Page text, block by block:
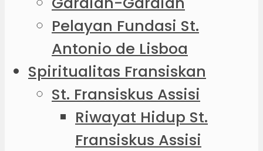
Pelayan Fundasi St.
Antonio de Lisboa
Spiritualitas Fransiskan
St. Fransiskus Assisi
Riwayat Hidup St.
Fransiskus Assisi